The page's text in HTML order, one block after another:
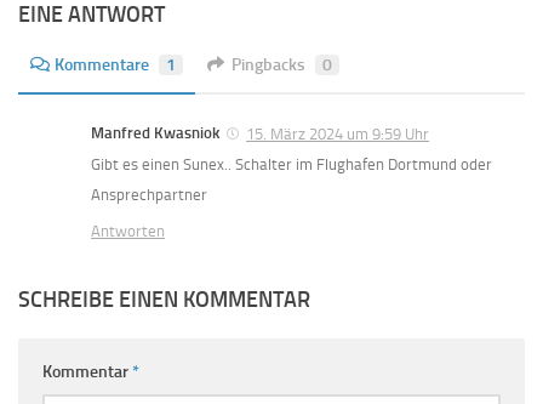
EINE ANTWORT
Kommentare 1 Pingbacks 0
Manfred Kwasniok
15. März 2024 um 9:59 Uhr
Gibt es einen Sunex.. Schalter im Flughafen Dortmund oder
Ansprechpartner
Antworten
SCHREIBE EINEN KOMMENTAR
Kommentar*